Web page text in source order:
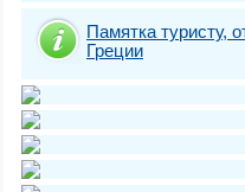
Памятка туристу,
Греции